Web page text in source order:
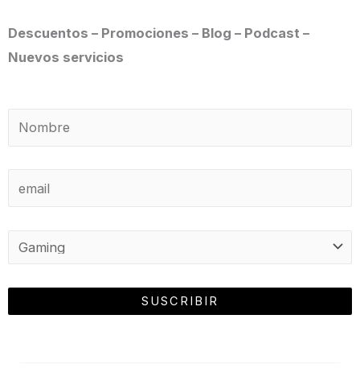
Descuentos – Promociones – Blog – Podcast –
Nuevos servicios